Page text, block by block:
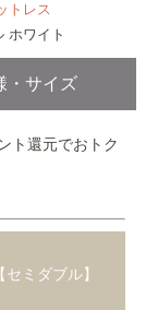
トレス
ホワイト
・サイズ
ト還元でおトク
【セミダブル】